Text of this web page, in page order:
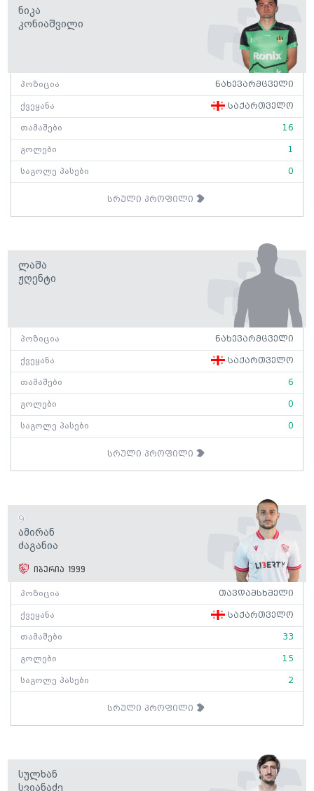
Ნიკა
Კონიაშვილი
პოზიცია ნახევარმცველი
ქვეყანა საქართველო
თამაშები 16
გოლები 1
საგოლე პასები 0
სრული პროფილი
Ლაშა
Ჟღენტი
პოზიცია ნახევარმცველი
ქვეყანა საქართველო
თამაშები 6
გოლები 0
საგოლე პასები 0
სრული პროფილი
9
Ამირან
Ძაგანია
იბერია 1999
პოზიცია თავდამსხმელი
ქვეყანა საქართველო
თამაშები 33
გოლები 15
საგოლე პასები 2
სრული პროფილი
Სულხან
Სვიანაძე